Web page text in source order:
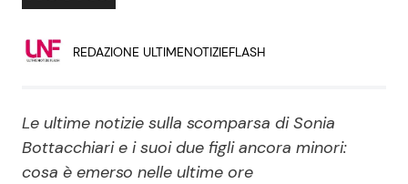
Politica Reality e Talent
REDAZIONE ULTIMENOTIZIEFLASH
Le ultime notizie sulla scomparsa di Sonia
Bottacchiari e i suoi due figli ancora minori:
cosa è emerso nelle ultime ore